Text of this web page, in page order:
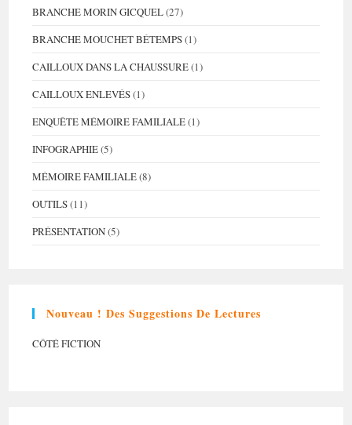
BRANCHE MORIN GICQUEL(27)
BRANCHE MOUCHET BÉTEMPS(1)
CAILLOUX DANS LA CHAUSSURE(1)
CAILLOUX ENLEVÉS(1)
ENQUÊTE MÉMOIRE FAMILIALE(1)
INFOGRAPHIE(5)
MÉMOIRE FAMILIALE(8)
OUTILS(11)
PRÉSENTATION(5)
Nouveau ! Des Suggestions De Lectures
CÔTÉ FICTION